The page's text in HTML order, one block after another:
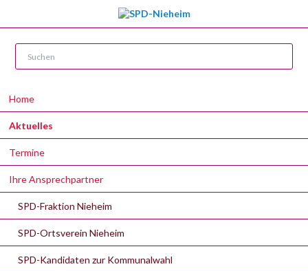
überspringen
Home
Aktuelles
Termine
Ihre Ansprechpartner
SPD-Fraktion Nieheim
SPD-Ortsverein Nieheim
SPD-Kandidaten zur Kommunalwahl